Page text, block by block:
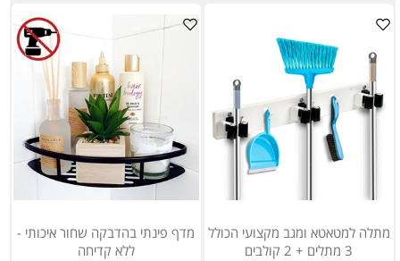
מתלה למטאטא ומגב מקצועי הכולל
3 מתלים + 2 קולבים
מדף פינתי בהדבקה שחור איכותי -
ללא קדיחה